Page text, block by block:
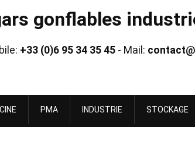
gonflables
+33 (0)6 95 34 35 45 - Mail:
PMA INDUSTRIE STOCKAGE